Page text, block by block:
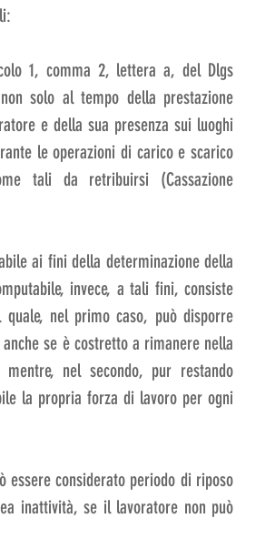
1, comma 2, lettera a, del Dlgs
solo al tempo della prestazione
e della sua presenza sui luoghi
le operazioni di carico e scarico
tali da retribuirsi (Cassazione
ai fini della determinazione della
invece, a tali fini, consiste
nel primo caso, può disporre
se è costretto a rimanere nella
nel secondo, pur restando
la propria forza di lavoro per ogni
considerato periodo di riposo
inattività, se il lavoratore non può